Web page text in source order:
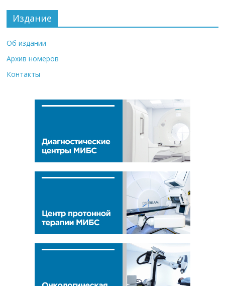
Издание
Об издании
Архив номеров
Контакты